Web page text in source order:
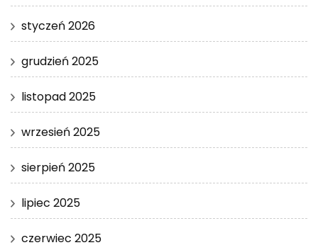
styczeń 2026
grudzień 2025
listopad 2025
wrzesień 2025
sierpień 2025
lipiec 2025
czerwiec 2025